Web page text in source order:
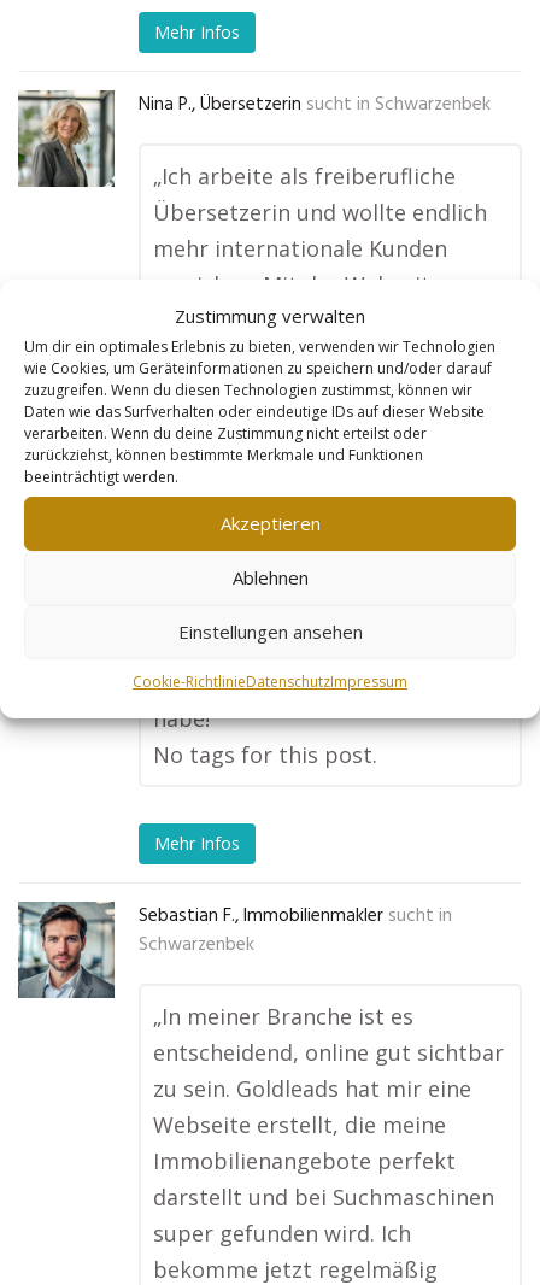
Zustimmung verwalten
Um dir ein optimales Erlebnis zu bieten, verwenden wir Technologien
wie Cookies, um Geräteinformationen zu speichern und/oder darauf
zuzugreifen. Wenn du diesen Technologien zustimmst, können wir
Daten wie das Surfverhalten oder eindeutige IDs auf dieser Website
verarbeiten. Wenn du deine Zustimmung nicht erteilst oder
zurückziehst, können bestimmte Merkmale und Funktionen
beeinträchtigt werden.
Akzeptieren
Ablehnen
Einstellungen ansehen
Cookie-RichtlinieDatenschutzImpressum
Mehr Infos
Nina P., Übersetzerin sucht in Schwarzenbek
„Ich arbeite als freiberufliche
Übersetzerin und wollte endlich
mehr internationale Kunden
erreichen. Mit der Webseite von
Goldleads habe ich das geschafft.
Sie haben genau verstanden, wie
man meine Dienstleistungen
online präsentiert, und ich werde
jetzt von Unternehmen gefunden,
die Übersetzungen in meiner
Sprache brauchen. Meine
Einnahmen sind in wenigen
und ich bin so dankbar, dass ich
mich für Goldleads entschieden
habe!“
No tags for this post.
Mehr Infos
Sebastian F., Immobilienmakler sucht in
Schwarzenbek
„In meiner Branche ist es
entscheidend, online gut sichtbar
zu sein. Goldleads hat mir eine
Webseite erstellt, die meine
Immobilienangebote perfekt
darstellt und bei Suchmaschinen
super gefunden wird. Ich
bekomme jetzt regelmäßig